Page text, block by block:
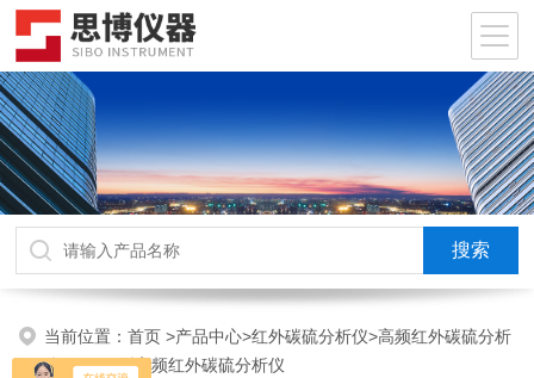
当前位置：首页>产品中心>红外碳硫分析仪>高频红外碳硫分析
仪
>1HWS型高频红外碳硫分析仪